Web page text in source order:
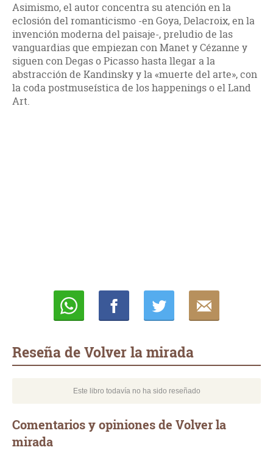
Asimismo, el autor concentra su atención en la
eclosión del romanticismo -en Goya, Delacroix, en la
invención moderna del paisaje-, preludio de las
vanguardias que empiezan con Manet y Cézanne y
siguen con Degas o Picasso hasta llegar a la
abstracción de Kandinsky y la «muerte del arte», con
la coda postmuseística de los happenings o el Land
Art.
Reseña de Volver la mirada
Este libro todavía no ha sido reseñado
Comentarios y opiniones de Volver la
mirada